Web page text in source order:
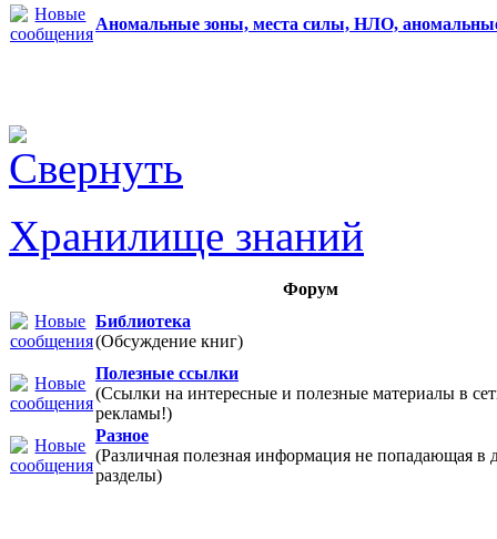
Аномальные зоны, места силы, НЛО,
Хранилище знаний
Форум
Библиотека
(Обсуждение книг)
Полезные ссылки
(Ссылки на интересные и полезные материалы в
рекламы!)
Разное
(Различная полезная информация не попадающая в
разделы)